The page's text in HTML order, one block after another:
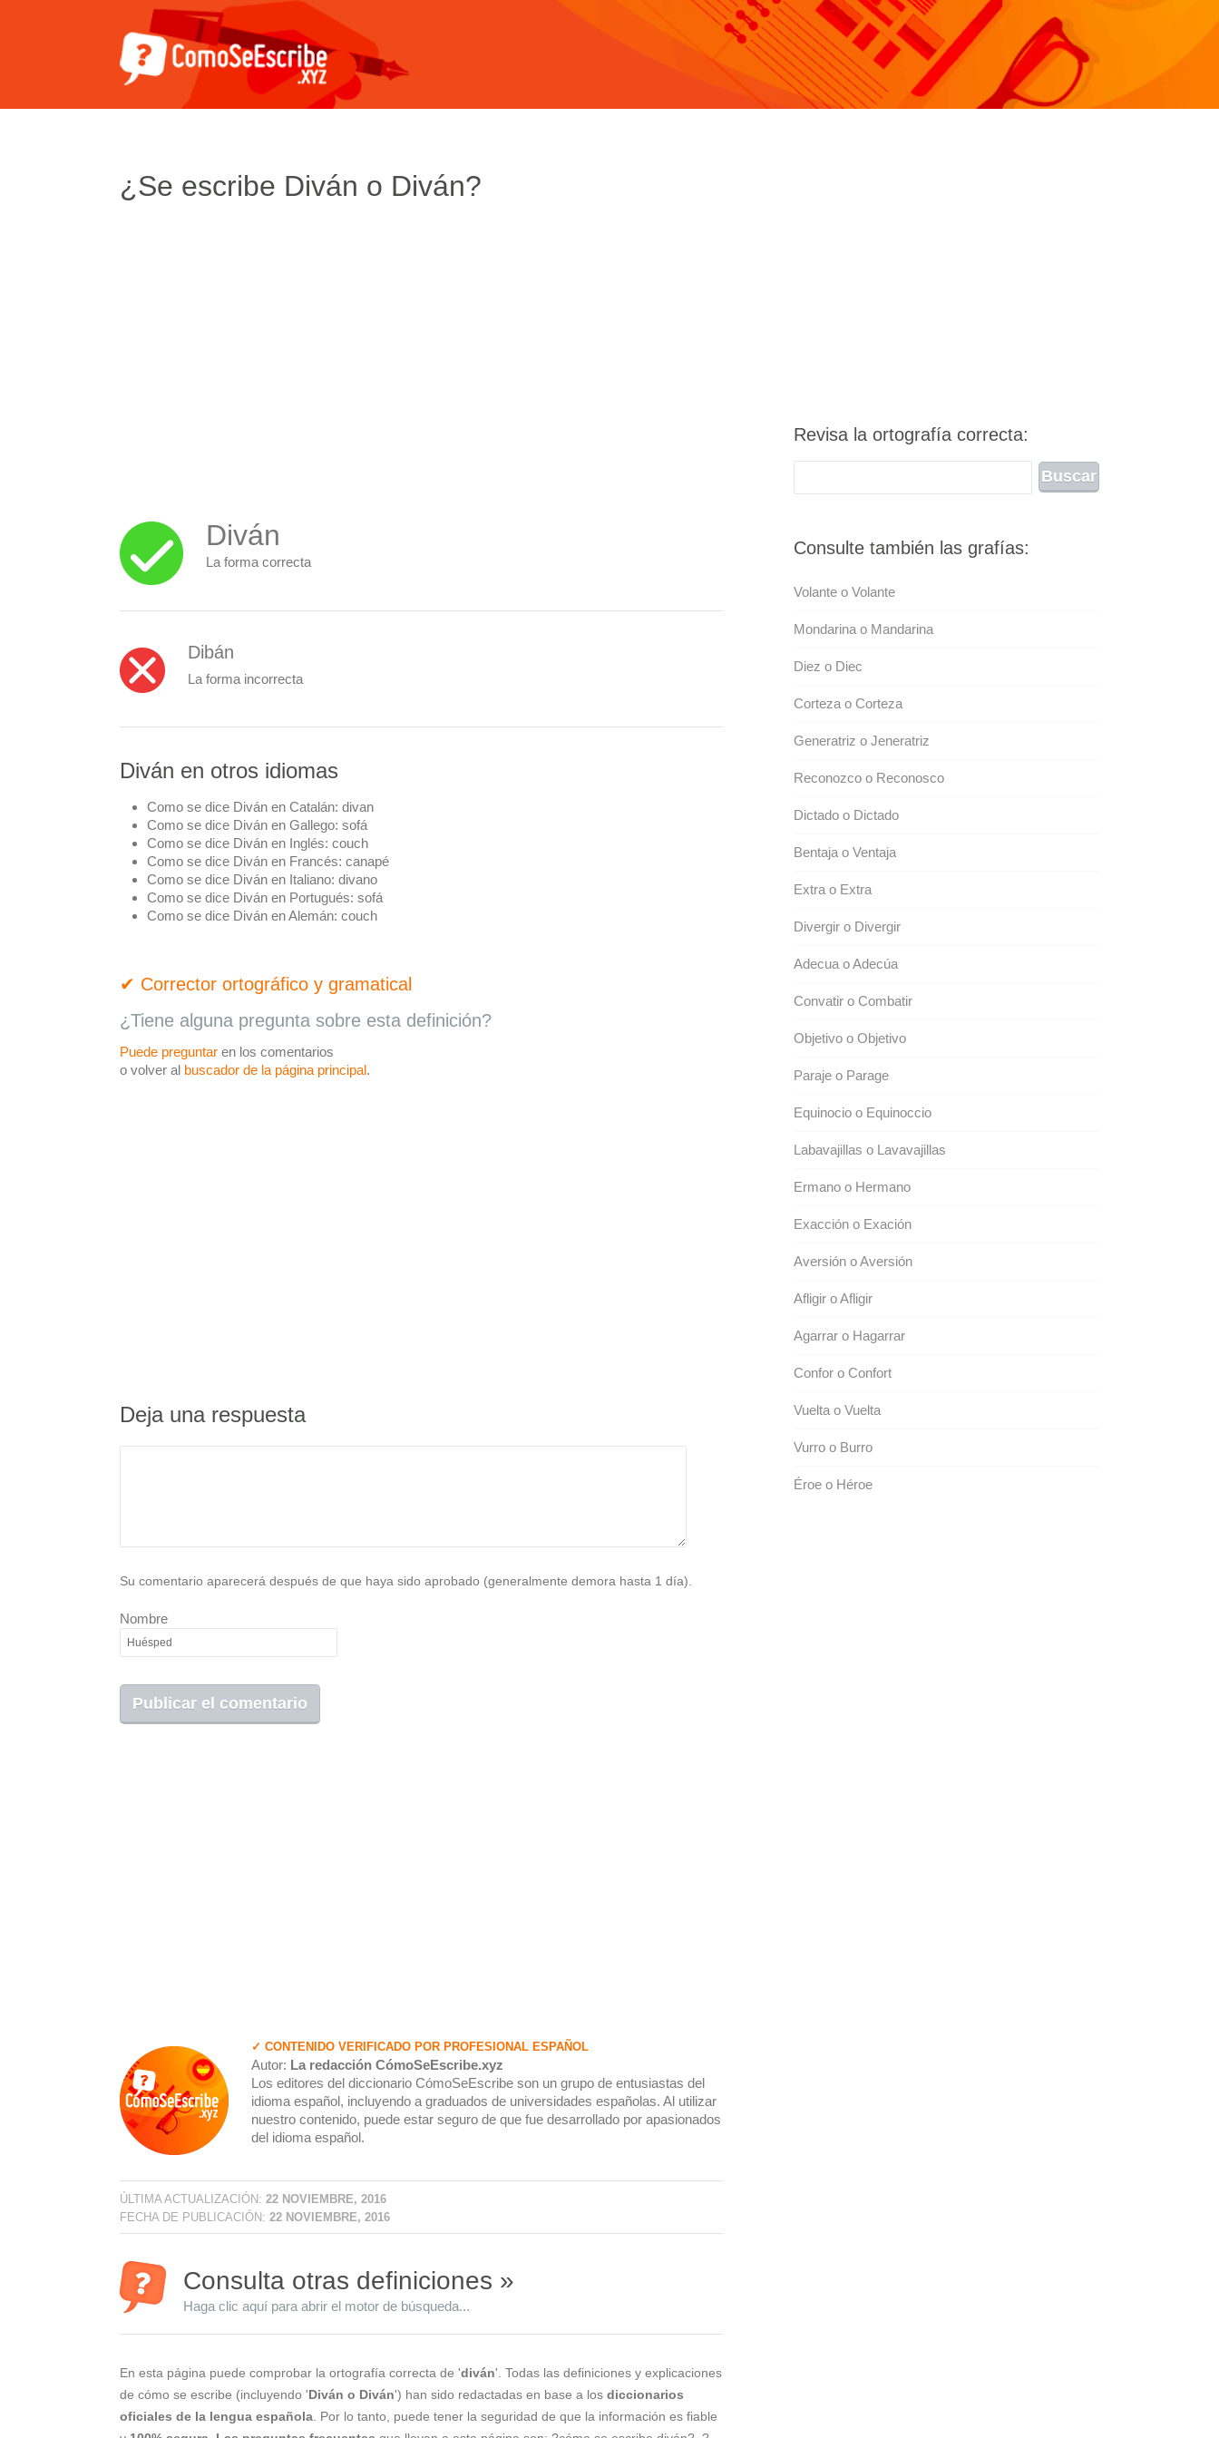
¿Se escribe Diván o Diván?
Diván
La forma correcta
Dibán
La forma incorrecta
Diván en otros idiomas
Como se dice Diván en Catalán: divan
Como se dice Diván en Gallego: sofá
Como se dice Diván en Inglés: couch
Como se dice Diván en Francés: canapé
Como se dice Diván en Italiano: divano
Como se dice Diván en Portugués: sofá
Como se dice Diván en Alemán: couch
✔ Corrector ortográfico y gramatical
¿Tiene alguna pregunta sobre esta definición?
Puede preguntar en los comentarios
o volver al buscador de la página principal.
Deja una respuesta
Su comentario aparecerá después de que haya sido aprobado (generalmente demora hasta 1 día).
Nombre
✓ CONTENIDO VERIFICADO POR PROFESIONAL ESPAÑOL
Autor: La redacción CómoSeEscribe.xyz
Los editores del diccionario CómoSeEscribe son un grupo de entusiastas del
idioma español, incluyendo a graduados de universidades españolas. Al utilizar
nuestro contenido, puede estar seguro de que fue desarrollado por apasionados
del idioma español.
ÚLTIMA ACTUALIZACIÓN: 22 NOVIEMBRE, 2016
FECHA DE PUBLICACIÓN: 22 NOVIEMBRE, 2016
Consulta otras definiciones »
Haga clic aquí para abrir el motor de búsqueda...
En esta página puede comprobar la ortografía correcta de 'diván'. Todas las definiciones y explicaciones
de cómo se escribe (incluyendo 'Diván o Diván') han sido redactadas en base a los diccionarios
oficiales de la lengua española . Por lo tanto, puede tener la seguridad de que la información es fiable
Revisa la ortografía correcta:
Consulte también las grafías:
Volante o Volante
Mondarina o Mandarina
Diez o Diec
Corteza o Corteza
Generatriz o Jeneratriz
Reconozco o Reconosco
Dictado o Dictado
Bentaja o Ventaja
Extra o Extra
Divergir o Divergir
Adecua o Adecúa
Convatir o Combatir
Objetivo o Objetivo
Paraje o Parage
Equinocio o Equinoccio
Labavajillas o Lavavajillas
Ermano o Hermano
Exacción o Exación
Aversión o Aversión
Afligir o Afligir
Agarrar o Hagarrar
Confor o Confort
Vuelta o Vuelta
Vurro o Burro
Éroe o Héroe